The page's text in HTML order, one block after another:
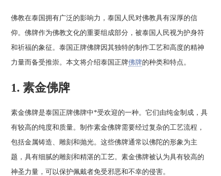
佛教在泰国拥有广泛的影响力，泰国人民对佛教具有深厚的信
仰。佛牌作为佛教文化的重要组成部分，被泰国人民视为护身符
和祈福的象征。泰国正牌佛牌因其独特的制作工艺和高度的精神
力量而备受推崇。本文将介绍泰国正牌佛牌的种类和特点。
1. 素金佛牌
素金佛牌是泰国正牌佛牌中*受欢迎的一种。它们由纯金制成，具
有较高的纯度和质量。制作素金佛牌需要经过复杂的工艺流程，
包括金属铸造、雕刻和抛光。这些佛牌通常以佛陀的形象为主
题，具有细腻的雕刻和精湛的工艺。素金佛牌被认为具有较高的
神圣力量，可以保护佩戴者免受邪恶和不幸的侵害。